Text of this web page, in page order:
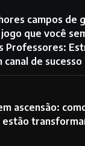
campos de
que você
Professores:
de sucesso
ascensão: